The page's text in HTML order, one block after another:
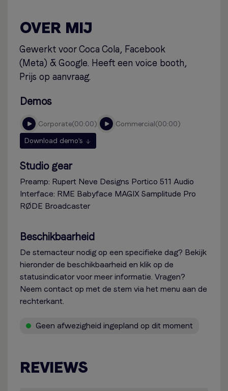
OVER MIJ
Gewerkt voor Coca Cola, Facebook
(Meta) & Google. Heeft een voice booth,
Prijs op aanvraag.
Demos
corporate 00:00 commercial 00:00
Download demo's
Studio gear
Preamp: Rupert Neve Designs Portico 511 Audio
Interface: RME Babyface MAGIX Samplitude Pro
RØDE Broadcaster
Beschikbaarheid
De stemacteur nodig op een specifieke dag? Bekijk
hieronder de beschikbaarheid en klik op de
statusindicator voor meer informatie. Vragen?
Neem contact op met de stem via het menu aan de
rechterkant.
Geen afwezigheid ingepland op dit moment
REVIEWS